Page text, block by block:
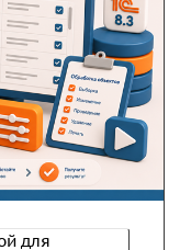
для